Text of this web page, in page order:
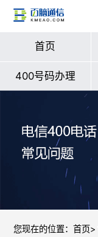
首页
400号码办理
您现在的位置： 首页>